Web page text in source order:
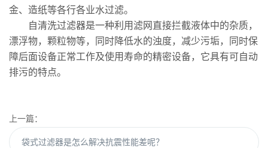
金、造纸等各行各业水过滤。
自清洗过滤器是一种利用滤网直接拦截液体中的杂质，
漂浮物，颗粒物等，同时降低水的浊度，减少污垢，同时保
障后面设备正常工作及使用寿命的精密设备，它具有可自动
排污的特点。
上一篇：
袋式过滤器是怎么解决抗震性能差呢？